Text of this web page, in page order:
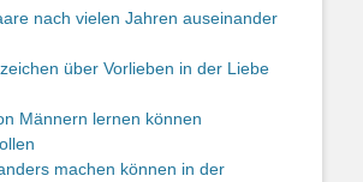
nach vielen Jahren auseinander
über Vorlieben in der Liebe
Männern lernen können
machen können in der